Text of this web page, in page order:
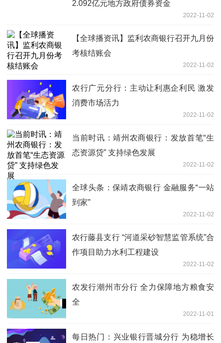
2.092亿元地方政府债券资金
2022-11-02
【全球播资讯】监利农商银行召开九月份
考核结账会
2022-11-02
农行广元分行：主动让利惠企利民 激发
消费市场活力
2022-11-02
当前时讯：靖州农商银行：发放首笔“生
态资源贷” 支持绿色发展
2022-11-02
全球头条：保靖农商银行 金融服务“一站
到家”
2022-11-02
农行藤县支行 “河道采砂智慧监管系统”合
作项目助力水利工程建设
2022-11-02
农发行潮州市分行 全力保障地方粮食安
全
2022-11-01
每日热门：兴业银行晋城分行 为稳增长